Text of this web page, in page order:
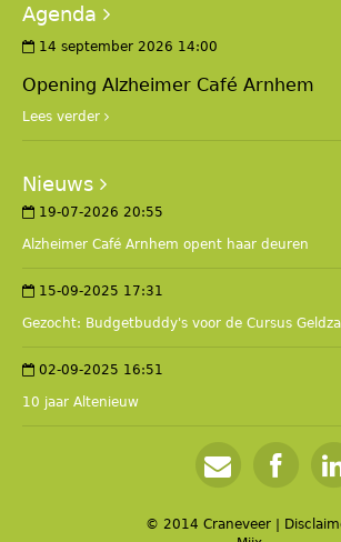
Agenda
14 september 2026 14:00
Opening Alzheimer Café Arnhem
Lees verder
Nieuws
19-07-2026 20:55
Alzheimer Café Arnhem opent haar deuren
15-09-2025 17:31
Gezocht: Budgetbuddy's voor de Cursus
02-09-2025 16:51
10 jaar Altenieuw
© 2014 Craneveer